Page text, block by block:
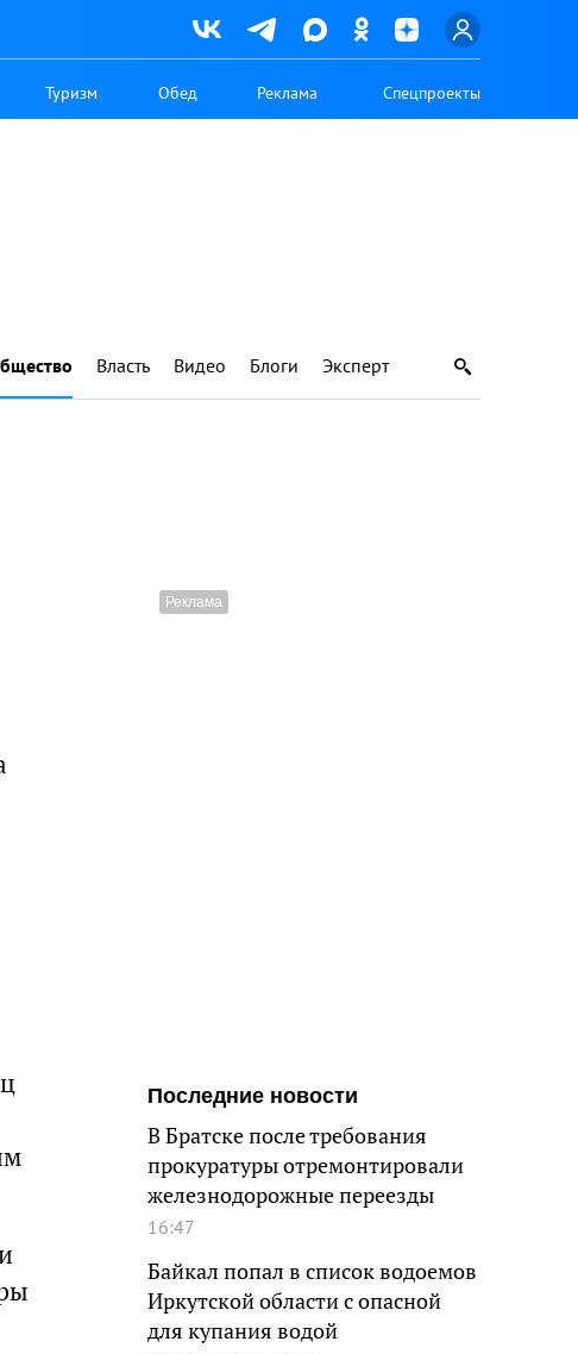
Туризм Обед Реклама Спецпроекты
Власть Видео Блоги Эксперт
Последние новости
В Братске после требования
прокуратуры отремонтировали
железнодорожные переезды
16:47
Байкал попал в список водоемов
Иркутской области с опасной
для купания водой